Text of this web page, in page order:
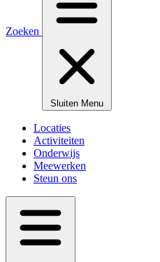
Zoeken
Sluiten Menu
Locaties
Activiteiten
Onderwijs
Meewerken
Steun ons